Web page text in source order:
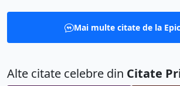
Mai multe citate de la
Alte citate celebre din Citate